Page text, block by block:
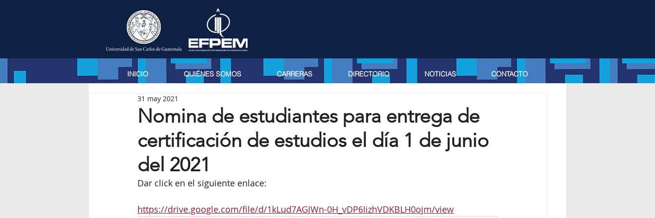
INICIO QUIÉNES SOMOS CARRERAS DIRECTORIO NOTICIAS CONTACTO
Nomina de estudiantes para entrega de
certificación de estudios el día 1 de junio
del 2021
31 may 2021
Dar click en el siguiente enlace:
https://drive.google.com/file/d/1kLud7AGJWn-0H_vDP6IizhVDKBLH0ojm/view